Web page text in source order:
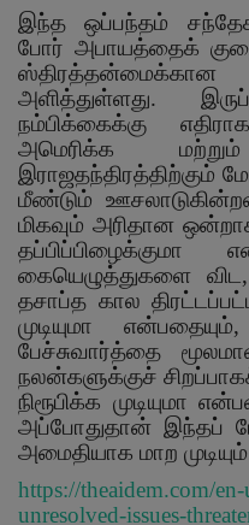
இந்த ஒப்பந்தம்
போர் அபாயத்தைக்
அளித்துள்ளது.
நம்பிக்கைக்கு
அமெரிக்க
இராஜதந்திரத்திற்கும்
மீண்டும்
மிகவும் அரிதான
கையெழுத்துகளை விட
தசாப்த கால
முடியுமா என்பதையும்
பேச்சுவார்த்தை
நலன்களுக்குச்
நிரூபிக்க முடியுமா
அப்போதுதான் இந்தப்
அமைதியாக மாற
https://theaidem.com/en-
unresolved-issues-